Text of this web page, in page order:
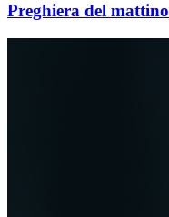
Preghiera del mattino